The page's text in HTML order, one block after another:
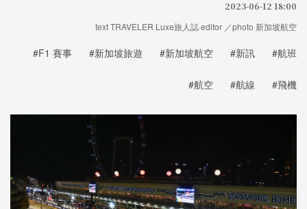
2023-06-12 18:00
text TRAVELER Luxe旅人誌·editor ／photo 新加坡航空
#F1 賽事 #新加坡旅遊 #新加坡航空 #新訊 #航班
#航空 #航線 #飛機